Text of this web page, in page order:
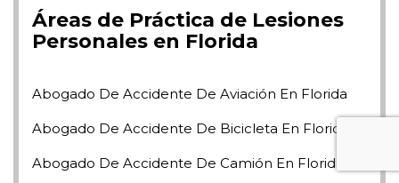
Áreas de Práctica de Lesiones
Personales en Florida
Abogado De Accidente De Aviación En Florida
Abogado De Accidente De Bicicleta En Florida
Abogado De Accidente De Camión En Florida